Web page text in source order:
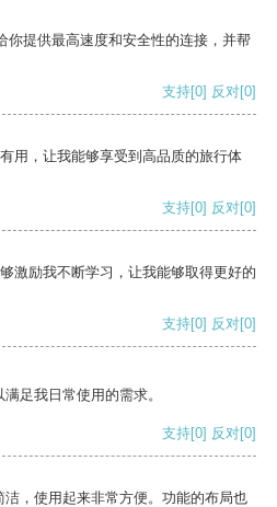
你提供最高速度和安全性的连接，并帮
支持[0] 反对[0]
用，让我能够享受到高品质的旅行体
支持[0] 反对[0]
激励我不断学习，让我能够取得更好的
支持[0] 反对[0]
足我日常使用的需求。
支持[0] 反对[0]
，使用起来非常方便。功能的布局也